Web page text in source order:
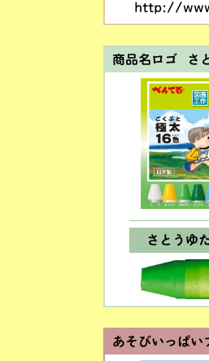
http://
商品名ロゴ さ
さとうゆ
あそびいっぱ